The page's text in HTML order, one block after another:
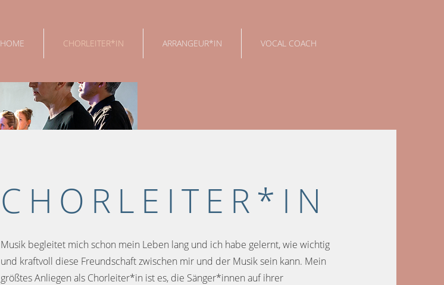
HOME CHORLEITER*IN ARRANGEUR*IN VOCAL COACH
CHORLEITER*IN
Musik begleitet mich schon mein Leben lang und ich habe gelernt, wie wichtig
und kraftvoll diese Freundschaft zwischen mir und der Musik sein kann. Mein
größtes Anliegen als Chorleiter*in ist es, die Sänger*innen auf ihrer